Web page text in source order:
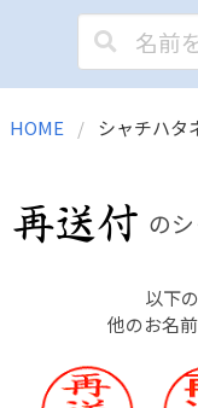
HOME シャチハタ
の
以下
他のお名